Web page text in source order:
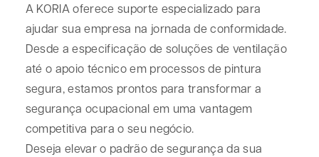
A KORIAoferece suporte especializado para
ajudar sua empresa na jornada de conformidade.
Desde a especificação de soluções de ventilação
até o apoio técnico em processos de pintura
segura, estamos prontos para transformar a
segurança ocupacional em uma vantagem
competitiva para o seu negócio.
Deseja elevar o padrão de segurança da sua